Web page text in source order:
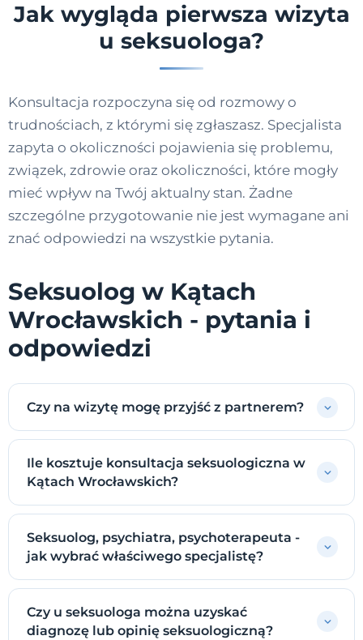
Jak wygląda pierwsza wizyta
u seksuologa?
Konsultacja rozpoczyna się od rozmowy o
trudnościach, z którymi się zgłaszasz. Specjalista
zapyta o okoliczności pojawienia się problemu,
związek, zdrowie oraz okoliczności, które mogły
mieć wpływ na Twój aktualny stan. Żadne
szczególne przygotowanie nie jest wymagane ani
znać odpowiedzi na wszystkie pytania.
Seksuolog w Kątach
Wrocławskich - pytania i
odpowiedzi
Czy na wizytę mogę przyjść z partnerem?
Ile kosztuje konsultacja seksuologiczna w
Kątach Wrocławskich?
Seksuolog, psychiatra, psychoterapeuta -
jak wybrać właściwego specjalistę?
Czy u seksuologa można uzyskać
diagnozę lub opinię seksuologiczną?